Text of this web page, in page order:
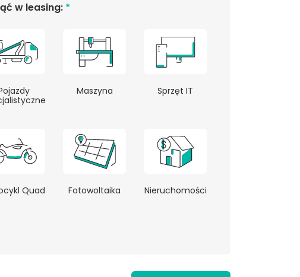
w leasing: *
Maszyna Sprzęt IT
Quad Fotowoltaika Nieruchomości